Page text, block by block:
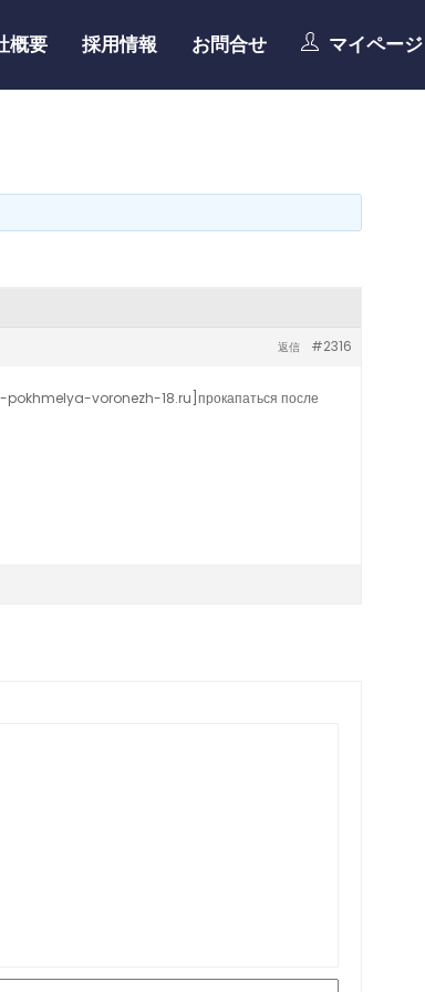
概要 採用情報 お問合せ マイページ
#2316
返信
voronezh-18.ru]прокапаться после